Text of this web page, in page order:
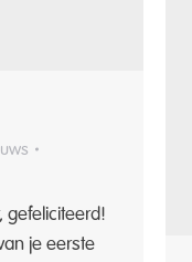
gefeliciteerd!
je eerste